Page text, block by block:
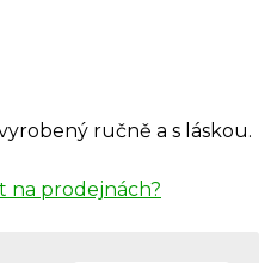
ručně a s láskou.
na prodejnách?